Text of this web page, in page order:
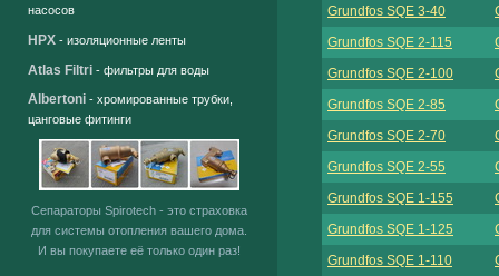
насосов
HPX - изоляционные ленты
Atlas Filtri - фильтры для воды
Albertoni - хромированные трубки,
цанговые фитинги
Сепараторы Spirotech - это страховка
для системы отопления вашего дома.
И вы покупаете её только один раз!
Grundfos SQE 3-40
Grundfos SQE 2-115
Grundfos SQE 2-100
Grundfos SQE 2-85
Grundfos SQE 2-70
Grundfos SQE 2-55
Grundfos SQE 1-155
Grundfos SQE 1-125
Grundfos SQE 1-110